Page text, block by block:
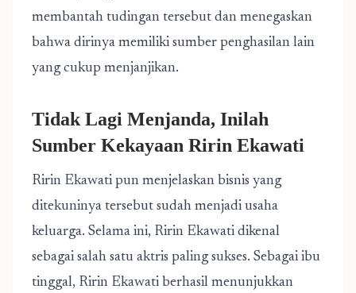
membantah tudingan tersebut dan menegaskan
bahwa dirinya memiliki sumber penghasilan lain
yang cukup menjanjikan.
Tidak Lagi Menjanda, Inilah
Sumber Kekayaan Ririn Ekawati
Ririn Ekawati pun menjelaskan bisnis yang
ditekuninya tersebut sudah menjadi usaha
keluarga. Selama ini, Ririn Ekawati dikenal
sebagai salah satu aktris paling sukses. Sebagai ibu
tinggal, Ririn Ekawati berhasil menunjukkan